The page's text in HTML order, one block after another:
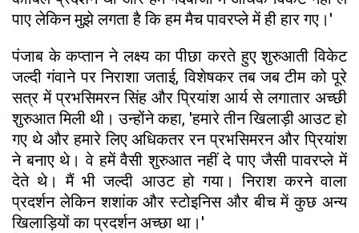
पाए लेकिन मुझे लगता है कि हम मैच पावरप्ले में ही हार गए।'
पंजाब के कप्तान ने लक्ष्य का पीछा करते हुए शुरुआती विकेट
जल्दी गंवाने पर निराशा जताई, विशेषकर तब जब टीम को पूरे
सत्र में प्रभसिमरन सिंह और प्रियांश आर्य से लगातार अच्छी
शुरुआत मिली थी। उन्होंने कहा, 'हमारे तीन खिलाड़ी आउट हो
गए थे और हमारे लिए अधिकतर रन प्रभसिमरन और प्रियांश
ने बनाए थे। वे हमें वैसी शुरुआत नहीं दे पाए जैसी पावरप्ले में
देते थे। मैं भी जल्दी आउट हो गया। निराश करने वाला
प्रदर्शन लेकिन शशांक और स्टोइनिस और बीच में कुछ अन्य
खिलाड़ियों का प्रदर्शन अच्छा था।'